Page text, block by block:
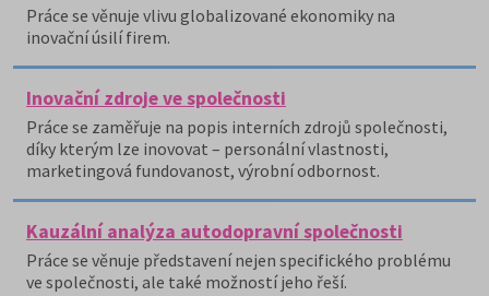
Práce se věnuje vlivu globalizované ekonomiky na
inovační úsilí firem.
Inovační zdroje ve společnosti
Práce se zaměřuje na popis interních zdrojů společnosti,
díky kterým lze inovovat – personální vlastnosti,
marketingová fundovanost, výrobní odbornost.
Kauzální analýza autodopravní společnosti
Práce se věnuje představení nejen specifického problému
ve společnosti, ale také možností jeho řeší.